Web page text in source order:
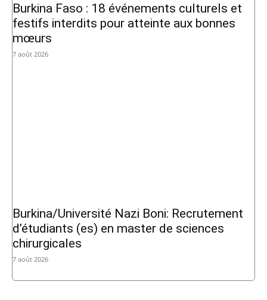
Burkina Faso : 18 événements culturels et
festifs interdits pour atteinte aux bonnes
mœurs
7 août 2026
Burkina/Université Nazi Boni: Recrutement
d’étudiants (es) en master de sciences
chirurgicales
7 août 2026